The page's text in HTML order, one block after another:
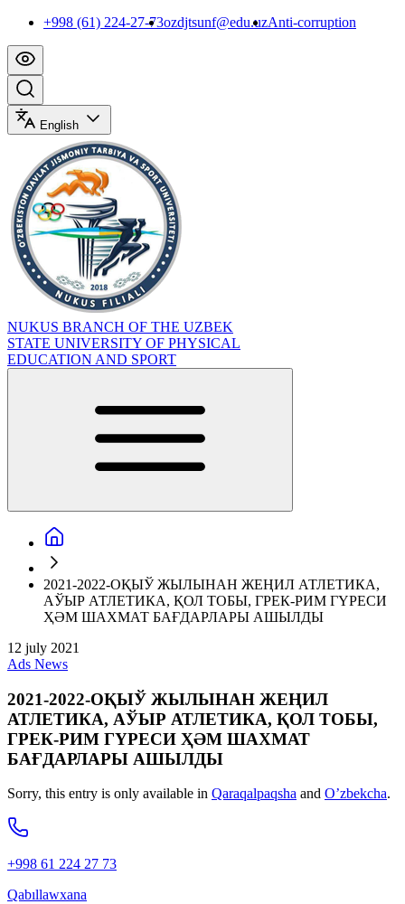
+998 (61) 224-27-73ozdjtsunf@edu.uzAnti-corruption
English
NUKUS BRANCH OF THE UZBEK
STATE UNIVERSITY OF PHYSICAL
EDUCATION AND SPORT
2021-2022-ОҚЫЎ ЖЫЛЫНАН ЖЕҢИЛ АТЛЕТИКА,
АЎЫР АТЛЕТИКА, ҚОЛ ТОБЫ, ГРЕК-РИМ ГҮРЕСИ
ҲӘМ ШАХМАТ БАҒДАРЛАРЫ АШЫЛДЫ
12 july 2021
Ads News
2021-2022-ОҚЫЎ ЖЫЛЫНАН ЖЕҢИЛ
АТЛЕТИКА, АЎЫР АТЛЕТИКА, ҚОЛ ТОБЫ,
ГРЕК-РИМ ГҮРЕСИ ҲӘМ ШАХМАТ
БАҒДАРЛАРЫ АШЫЛДЫ
Sorry, this entry is only available in Qaraqalpaqsha and O’zbekcha.
+998 61 224 27 73
Qabıllawxana